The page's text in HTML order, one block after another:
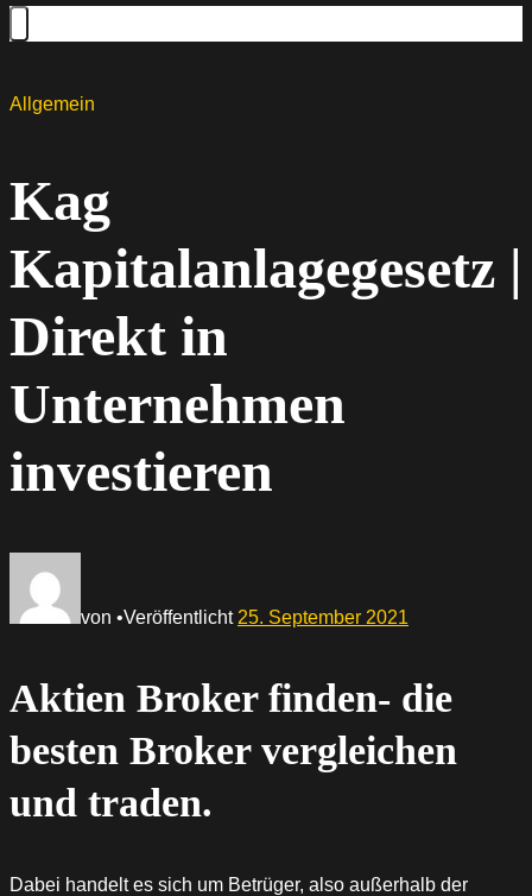
Allgemein
Kag
Kapitalanlagegesetz |
Direkt in
Unternehmen
investieren
von •Veröffentlicht 25. September 2021
Aktien Broker finden- die
besten Broker vergleichen
und traden.
Dabei handelt es sich um Betrüger, also außerhalb der